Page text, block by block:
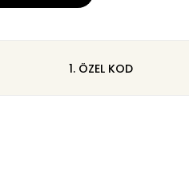
1. ÖZEL KOD